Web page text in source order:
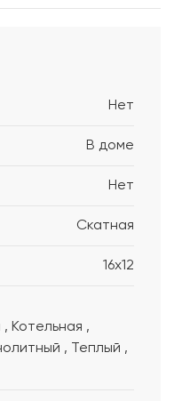
Нет
В доме
Нет
Скатная
16x12
Котельная ,
, Теплый ,